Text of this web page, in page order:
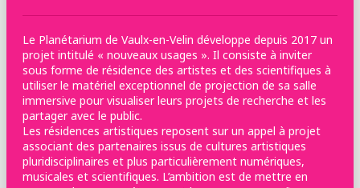
Le Planétarium de Vaulx-en-Velin développe depuis 2017 un
projet intitulé « nouveaux usages ». Il consiste à inviter
sous forme de résidence des artistes et des scientifiques à
utiliser le matériel exceptionnel de projection de sa salle
immersive pour visualiser leurs projets de recherche et les
partager avec le public.
Les résidences artistiques reposent sur un appel à projet
associant des partenaires issus de cultures artistiques
pluridisciplinaires et plus particulièrement numériques,
musicales et scientifiques. L’ambition est de mettre en